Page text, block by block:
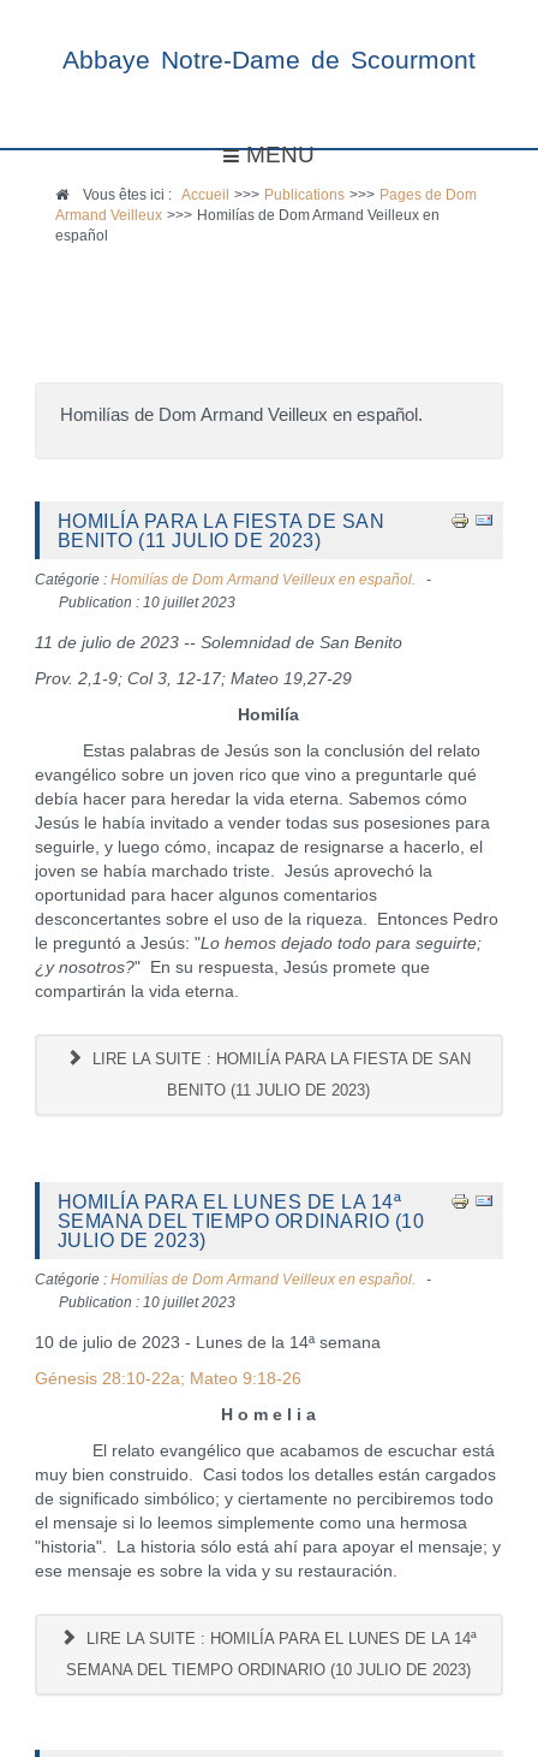
Abbaye Notre-Dame de Scourmont
MENU
Vous êtes ici :Accueil >>> Publications >>> Pages de Dom
Armand Veilleux >>> Homilías de Dom Armand Veilleux en
español
Homilías de Dom Armand Veilleux en español.
HOMILÍA PARA LA FIESTA DE SAN
BENITO (11 JULIO DE 2023)
Catégorie : Homilías de Dom Armand Veilleux en español.
Publication : 10 juillet 2023
11 de julio de 2023 -- Solemnidad de San Benito
Prov. 2,1-9; Col 3, 12-17; Mateo 19,27-29
Homilía
Estas palabras de Jesús son la conclusión del relato
evangélico sobre un joven rico que vino a preguntarle qué
debía hacer para heredar la vida eterna. Sabemos cómo
Jesús le había invitado a vender todas sus posesiones para
seguirle, y luego cómo, incapaz de resignarse a hacerlo, el
joven se había marchado triste. Jesús aprovechó la
oportunidad para hacer algunos comentarios
desconcertantes sobre el uso de la riqueza. Entonces Pedro
le preguntó a Jesús: "Lo hemos dejado todo para seguirte;
¿y nosotros?" En su respuesta, Jesús promete que
compartirán la vida eterna.
LIRE LA SUITE : HOMILÍA PARA LA FIESTA DE SAN
BENITO (11 JULIO DE 2023)
HOMILÍA PARA EL LUNES DE LA 14ª
SEMANA DEL TIEMPO ORDINARIO (10
JULIO DE 2023)
Catégorie : Homilías de Dom Armand Veilleux en español.
Publication : 10 juillet 2023
10 de julio de 2023 - Lunes de la 14ª semana
Génesis 28:10-22a; Mateo 9:18-26
H o m e l i a
El relato evangélico que acabamos de escuchar está
muy bien construido. Casi todos los detalles están cargados
de significado simbólico; y ciertamente no percibiremos todo
el mensaje si lo leemos simplemente como una hermosa
"historia". La historia sólo está ahí para apoyar el mensaje; y
ese mensaje es sobre la vida y su restauración.
LIRE LA SUITE : HOMILÍA PARA EL LUNES DE LA 14ª
SEMANA DEL TIEMPO ORDINARIO (10 JULIO DE 2023)